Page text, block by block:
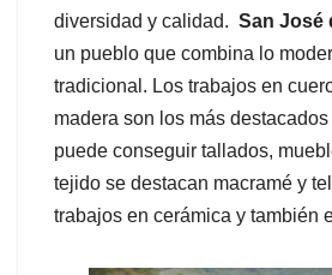
diversidad y calidad. San José
un pueblo que combina lo
tradicional. Los trabajos en
madera son los más
puede conseguir tallados,
tejido se destacan macramé y
trabajos en cerámica y también